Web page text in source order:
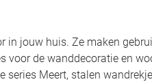
in jouw huis. Ze maken
voor de wanddecoratie en
Meert, stalen